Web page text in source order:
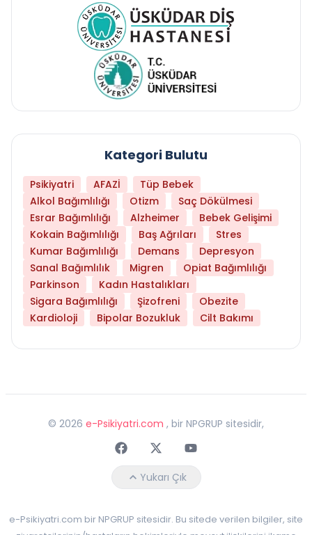
Kategori Bulutu
Psikiyatri AFAZİ
Tüp Bebek
Alkol Bağımlılığı
Otizm
Saç Dökülmesi
Esrar Bağımlılığı
Alzheimer
Bebek Gelişimi
Kokain Bağımlılığı
Baş Ağrıları
Stres
Kumar Bağımlılığı
Demans
Depresyon
Sanal Bağımlılık
Migren
Opiat Bağımlılığı
Parkinson
Kadın Hastalıkları
Sigara Bağımlılığı
Şizofreni
Obezite
Kardioloji
Bipolar Bozukluk Cilt Bakımı
© 2026 e-Psikiyatri.com , bir NPGRUP sitesidir,
FaceebokTwitterYoutube
Yukarı Çık
e-Psikiyatri.com bir NPGRUP sitesidir. Bu sitede verilen bilgiler, site